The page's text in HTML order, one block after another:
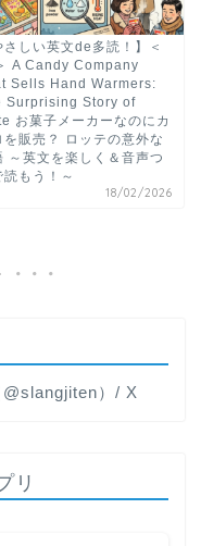
さしい英文de多読！】＜
A Candy Company
Sells Hand Warmers:
Surprising Story of
お菓子メーカーなのにカ
を販売？ ロッテの意外な
～英文を楽しく＆音声つ
読もう！～
18/02/2026
@slangjiten）/ X
リ